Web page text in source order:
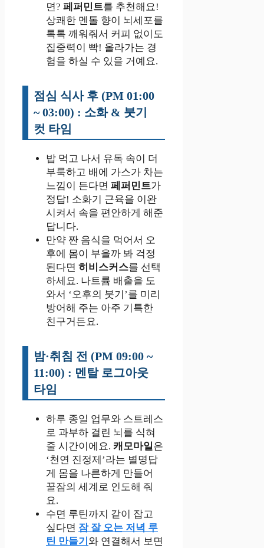
면? 페퍼민트를 추천해요!
상쾌한 멘톨 향이 뇌세포를
톡톡 깨워줘서 커피 없이도
집중력이 빡! 올라가는 경
험을 하실 수 있을 거예요.
점심 식사 후 (PM 01:00
~ 03:00) : 소화 & 붓기
컷 타임
밥 먹고 나서 유독 속이 더
부룩하고 배에 가스가 차는
느낌이 든다면 페퍼민트가
정답! 소화기 근육을 이완
시켜서 속을 편안하게 해준
답니다.
만약 짠 음식을 먹어서 오
후에 몸이 부을까 봐 걱정
된다면 히비스커스를 선택
하세요. 나트륨 배출을 도
와서 ‘오후의 붓기’를 미리
방어해 주는 아주 기특한
친구거든요.
밤·취침 전 (PM 09:00 ~
11:00) : 멘탈 로그아웃
타임
하루 종일 업무와 스트레스
로 과부하 걸린 뇌를 식혀
줄 시간이에요. 캐모마일 은
‘천연 진정제’라는 별명답
게 몸을 나른하게 만들어
꿀잠의 세계로 인도해 줘
요.
수면 루틴까지 같이 잡고
싶다면 잠 잘 오는 저녁 루
틴 만들기 와 연결해서 보면